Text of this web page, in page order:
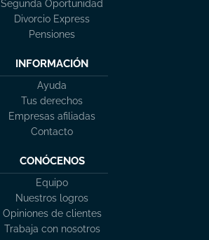
Segunda Oportunidad
Divorcio Express
Pensiones
INFORMACIÓN
Ayuda
Tus derechos
Empresas afiliadas
Contacto
CONÓCENOS
Equipo
Nuestros logros
Opiniones de clientes
Trabaja con nosotros